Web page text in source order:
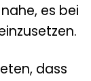
es bei
dass